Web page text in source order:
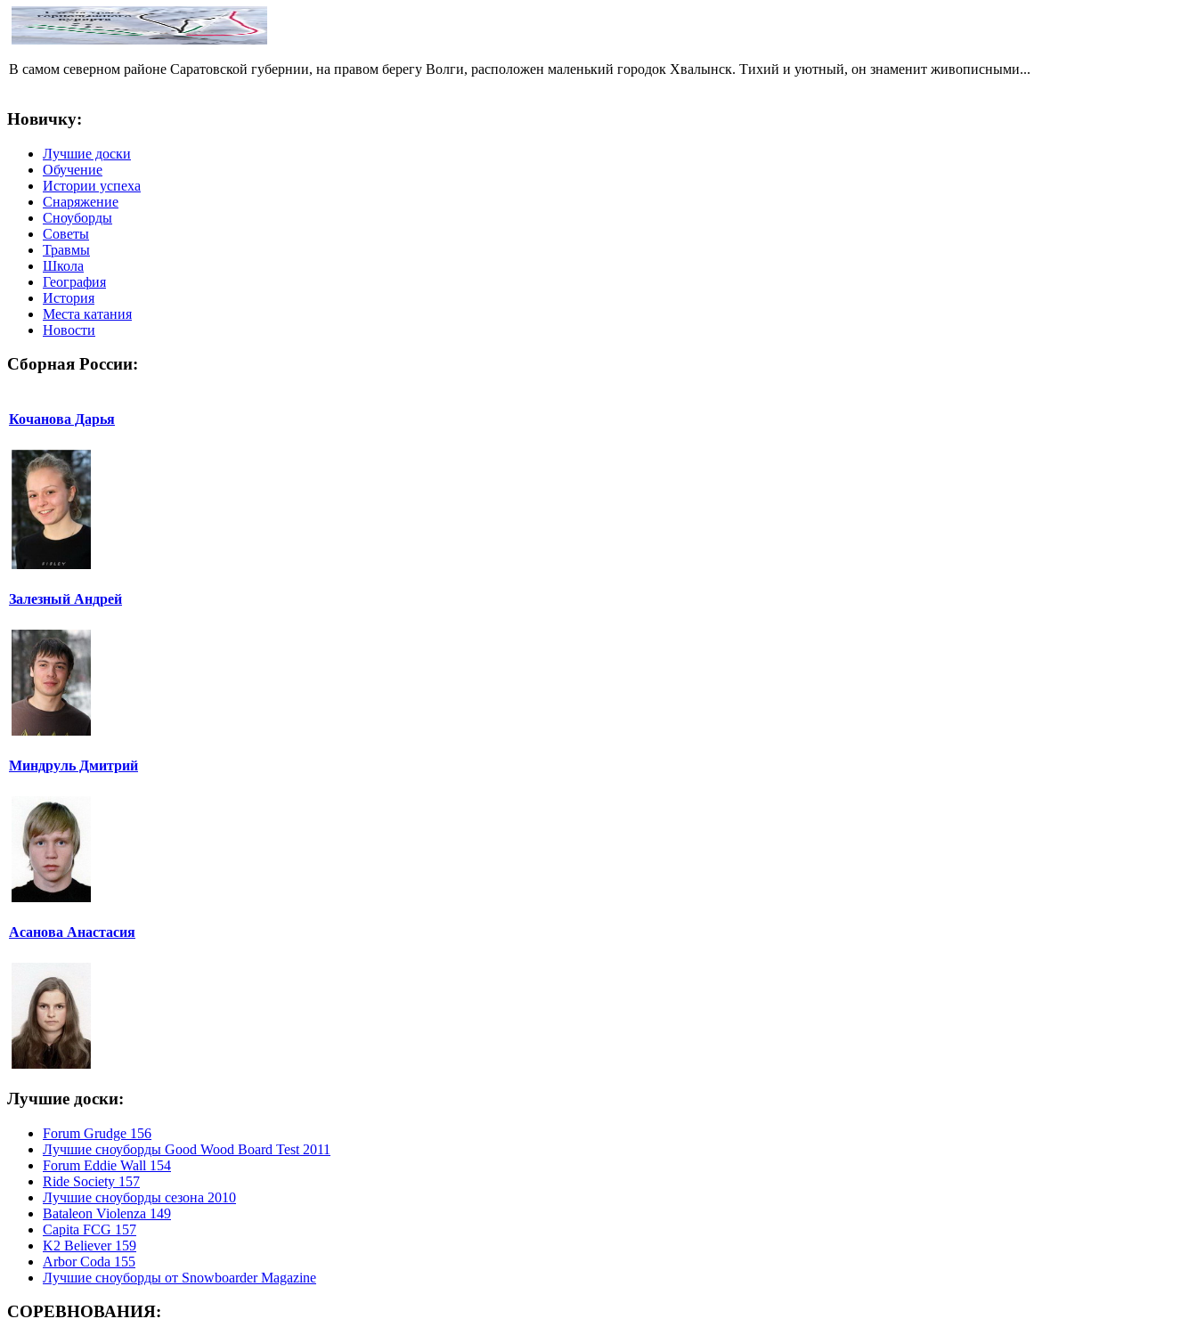
В самом северном районе Саратовской губернии, на правом берегу Волги, расположен маленький городок Хвалынск. Тихий и уютный, он знаменит живописными...
Новичку:
Лучшие доски
Обучение
Истории успеха
Снаряжение
Сноуборды
Советы
Травмы
Школа
География
История
Места катания
Новости
Сборная России:
Кочанова Дарья
Залезный Андрей
Миндруль Дмитрий
Асанова Анастасия
Лучшие доски:
Forum Grudge 156
Лучшие сноуборды Good Wood Board Test 2011
Forum Eddie Wall 154
Ride Society 157
Лучшие сноуборды сезона 2010
Bataleon Violenza 149
Capita FCG 157
K2 Believer 159
Arbor Coda 155
Лучшие сноуборды от Snowboarder Magazine
СОРЕВНОВАНИЯ: